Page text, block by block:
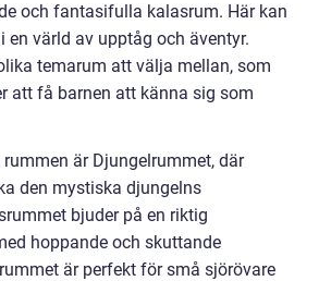
och fantasifulla kalasrum. Här kan
en värld av upptåg och äventyr.
temarum att välja mellan, som
att få barnen att känna sig som
är Djungelrummet, där
den mystiska djungelns
bjuder på en riktig
hoppande och skuttande
är perfekt för små sjörövare